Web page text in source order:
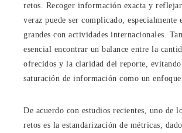
retos. Recoger información exacta y
veraz puede ser complicado, especialmente
grandes con actividades internacionales.
esencial encontrar un balance entre la
ofrecidos y la claridad del reporte,
saturación de información como un enfoque
De acuerdo con estudios recientes, uno de
retos es la estandarización de métricas,